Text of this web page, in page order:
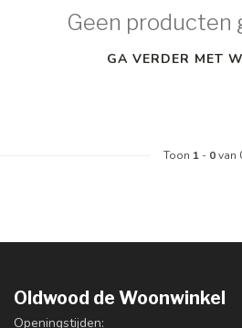
Geen producten
GA VERDER MET
Toon 1 - 0van
Oldwood de Woonwinkel
Openingstijden: